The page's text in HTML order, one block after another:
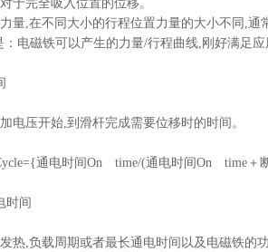
于完全吸入位置的位移。
量,在不同大小的行程位置力量的大小不同,通
电磁铁可以产生的力量/行程曲线,刚好满足
电压开始,到滑杆完成需要位移时的时间。
通电时间On time/(通电时间On time＋
时间
热,负载周期或者最长通电时间以及电磁铁的